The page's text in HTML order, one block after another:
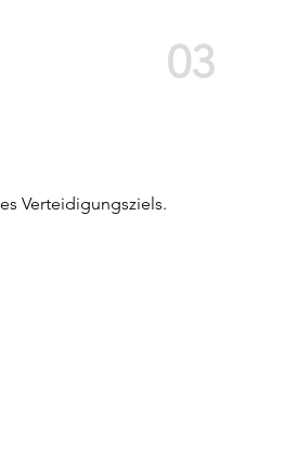
03
Verteidigungsziels.